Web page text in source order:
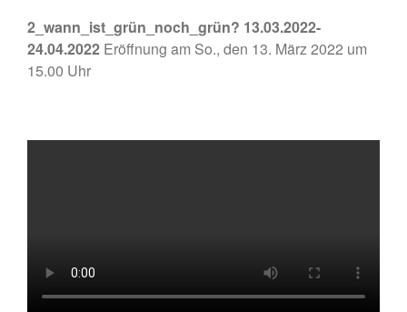
– Grafik, Malerei, Fotografie,
Installation, Skulptur
2_wann_ist_grün_noch_grün? 13.03.2022-
24.04.2022 Eröffnung am So., den 13. März 2022 um
15.00 Uhr